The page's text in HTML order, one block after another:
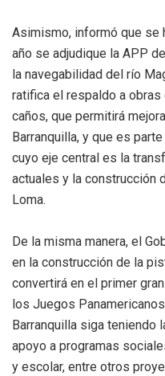
Asimismo, informó que se
año se adjudique la APP
la navegabilidad del río
ratifica el respaldo a
caños, que permitirá
Barranquilla, y que es
cuyo eje central es la
actuales y la construcción
Loma.
De la misma manera, el
en la construcción de la
convertirá en el primer
los Juegos
Barranquilla siga teniendo
apoyo a programas
y escolar, entre otros